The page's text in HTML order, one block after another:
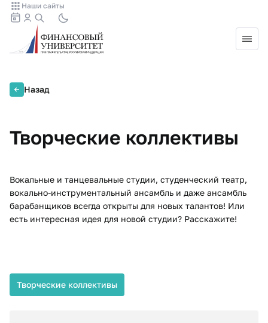
Наши сайты
Назад
Творческие коллективы
Вокальные и танцевальные студии, студенческий театр,
вокально-инструментальный ансамбль и даже ансамбль
барабанщиков всегда открыты для новых талантов! Или
есть интересная идея для новой студии? Расскажите!
Творческие коллективы